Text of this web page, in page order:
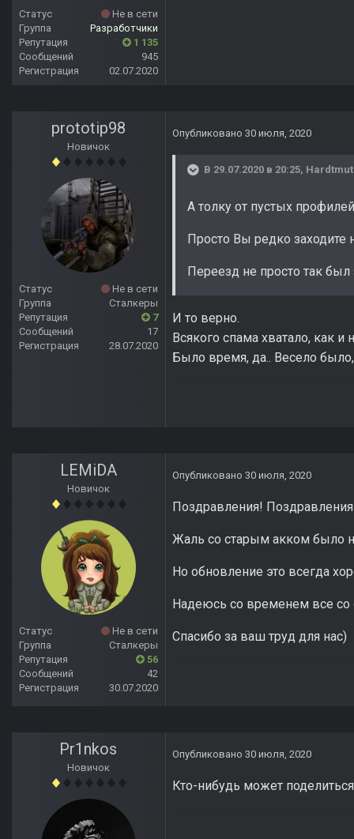
Статус
Не в сети
Группа
Разработчики
Репутация
1 135
Сообщений
945
Регистрация
02.07.2020
prototip98
Новичок
Статус
Не в сети
Группа
Сталкеры
Репутация
7
Сообщений
17
Регистрация
28.07.2020
Опубликовано 30 июля, 2020
В 29.07.2020 в 20:25,
А толку от пустых
Просто Вы редко заходите
Переезд не просто так
И то верно.
Всякого спама хватало, как и
Было время, да.. Весело было,
LEMiDA
Новичок
Статус
Не в сети
Группа
Сталкеры
Репутация
56
Сообщений
42
Регистрация
30.07.2020
Опубликовано 30 июля, 2020
Поздравления!
Жаль со старым акком было
Но обновление это всегда
Надеюсь со временем все со
Спасибо за ваш труд для нас)
Pr1nkos
Новичок
Опубликовано 30 июля, 2020
Кто-нибудь может